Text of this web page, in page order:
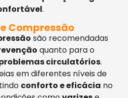
.
Compressão
são recomendadas
quanto para o
circulatórios.
em diferentes níveis de
conforto e eficácia no